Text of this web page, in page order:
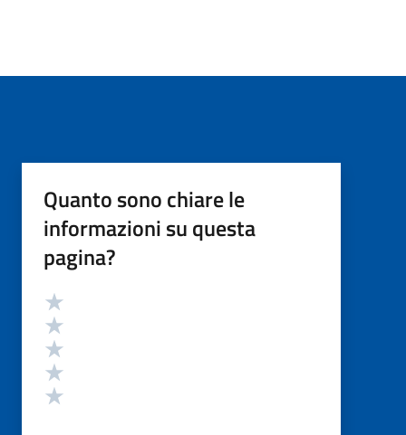
Quanto sono chiare le
informazioni su questa
pagina?
Valutazione